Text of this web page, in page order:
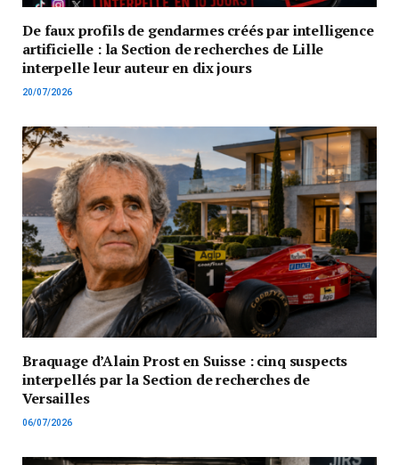
De faux profils de gendarmes créés par intelligence
artificielle : la Section de recherches de Lille
interpelle leur auteur en dix jours
20/07/2026
Braquage d’Alain Prost en Suisse : cinq suspects
interpellés par la Section de recherches de
Versailles
06/07/2026